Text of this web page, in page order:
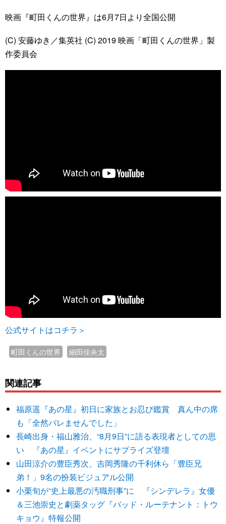
映画『町田くんの世界』は6月7日より全国公開
(C) 安藤ゆき／集英社 (C) 2019 映画「町田くんの世界」製
作委員会
公式サイトはコチラ＞
町田くんの世界 細田佳央太
関連記事
福原遥『あの星』初日に家族とお忍び鑑賞 真ん中の席
も「全然バレませんでした」
長崎出身・福山雅治、“8月9日”に語る表現者としての思
い 『あの星』イベントにサプライズ登壇
山田涼介の豊臣秀次、吉岡秀隆の千利休ら「豊臣兄
弟！」9名の扮装ビジュアル公開
小栗旬が“史上最悪の汚職刑事”に 『シンデレラ』女優
＆三池崇史と劇薬タッグ『バッド・ルーテナント：トウ
キョウ』特報公開